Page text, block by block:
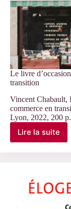
Le livre
transition
Vincent Chabault,
commerce en
Lyon, 2022, 200
Lire la suite
Le
en